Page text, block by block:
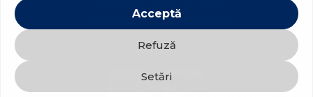
Acceptă
Refuză
Setări
Toate drepturile sunt rezervate.
Folosim plată sigură
Contactează-ne